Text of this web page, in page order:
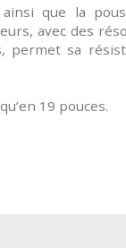
que la
avec des
permet sa
19 pouces.